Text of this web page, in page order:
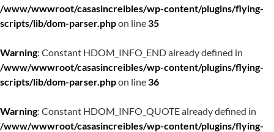
/www/wwwroot/casasincreibles/wp-content/plugins/flying-
scripts/lib/dom-parser.phpon line35
Warning: Constant HDOM_INFO_END already defined in
/www/wwwroot/casasincreibles/wp-content/plugins/flying-
scripts/lib/dom-parser.phpon line36
Warning: Constant HDOM_INFO_QUOTE already defined in
/www/wwwroot/casasincreibles/wp-content/plugins/flying-